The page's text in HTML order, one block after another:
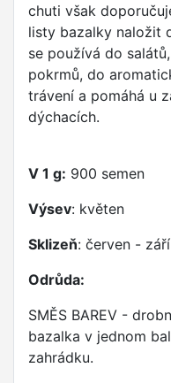
chuti však
listy bazalky naložit
se používá do
pokrmů, do
trávení a pomáhá u
dýchacích.
V 1 g: 900 semen
Výsev: květen
Sklizeň: červen - září
Odrůda:
SMĚS BAREV -
bazalka v jednom
zahrádku.